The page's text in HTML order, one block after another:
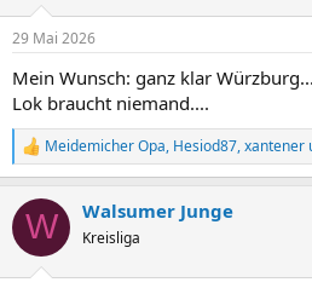
e
:
29 Mai 2026
Mein Wunsch: ganz klar
Lok braucht niemand....
R
e
k
i
Meidemicher Opa, Hesiod87,xantener
W Walsumer Junge
Kreisliga